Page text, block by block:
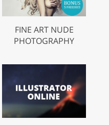
FINE ART NUDE
PHOTOGRAPHY